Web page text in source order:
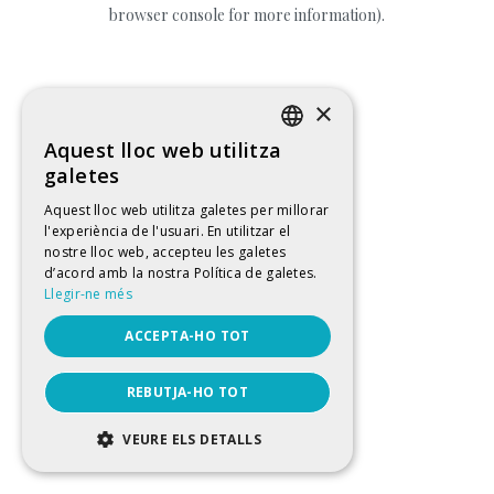
browser console for more information).
ENGLISH
FRENCH
×
Aquest lloc web utilitza
galetes
Aquest lloc web utilitza galetes per millorar
l'experiència de l'usuari. En utilitzar el
nostre lloc web, accepteu les galetes
d’acord amb la nostra Política de galetes.
Llegir-ne més
ACCEPTA-HO TOT
REBUTJA-HO TOT
VEURE ELS DETALLS
ESTRICTAMENT NECESSÀRIES